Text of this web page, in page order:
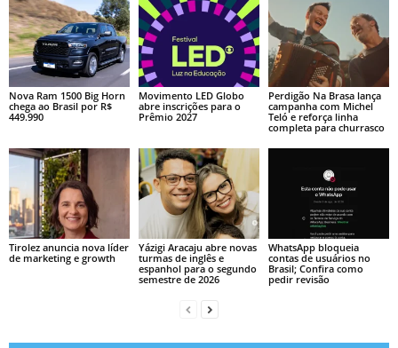
Nova Ram 1500 Big Horn
chega ao Brasil por R$
449.990
Movimento LED Globo
abre inscrições para o
Prêmio 2027
Perdigão Na Brasa lança
campanha com Michel
Teló e reforça linha
completa para churrasco
Tirolez anuncia nova líder
de marketing e growth
Yázigi Aracaju abre novas
turmas de inglês e
espanhol para o segundo
semestre de 2026
WhatsApp bloqueia
contas de usuários no
Brasil; Confira como
pedir revisão